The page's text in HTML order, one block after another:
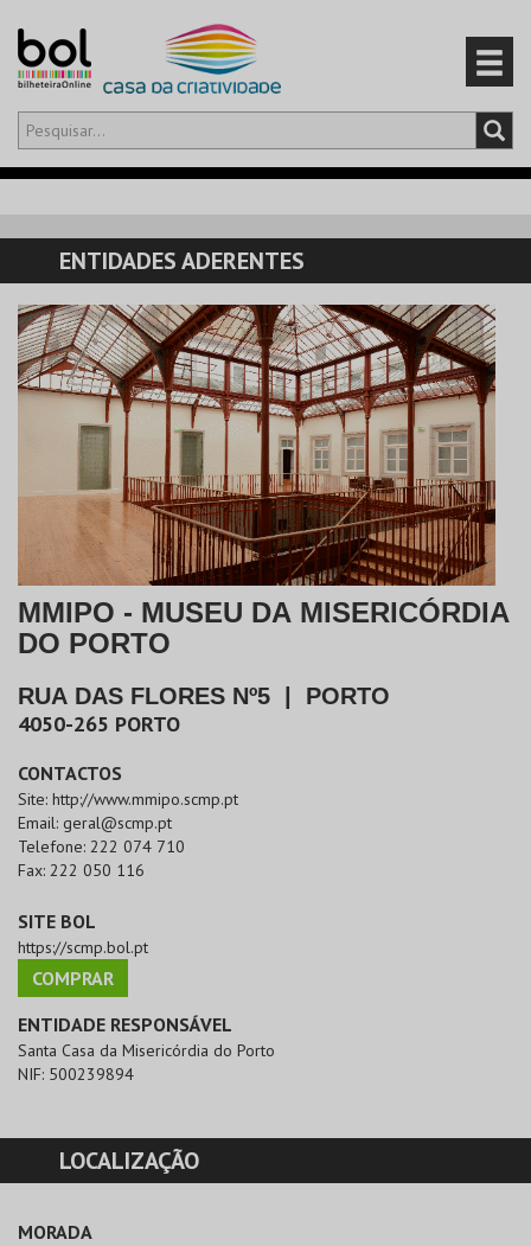
Olá,iniciar sessão
CARRINHO
EVENTOS
CARTÕES
PRODUTOS
ENTIDADES ADERENTES
MMIPO - MUSEU DA MISERICÓRDIA
DO PORTO
RUA DAS FLORES Nº5 PORTO
4050-265 PORTO
CONTACTOS
Site: http://www.mmipo.scmp.pt
Email: geral@scmp.pt
Telefone: 222 074 710
Fax: 222 050 116
SITE BOL
https://scmp.bol.pt
COMPRAR
ENTIDADE RESPONSÁVEL
Santa Casa da Misericórdia do Porto
NIF: 500239894
LOCALIZAÇÃO
MORADA